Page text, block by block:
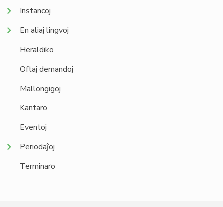
Instancoj
En aliaj lingvoj
Heraldiko
Oftaj demandoj
Mallongigoj
Kantaro
Eventoj
Periodaĵoj
Terminaro